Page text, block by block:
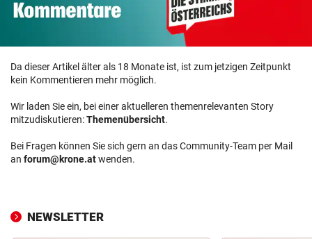
Da dieser Artikel älter als 18 Monate ist, ist zum jetzigen Zeitpunkt
kein Kommentieren mehr möglich.
Wir laden Sie ein, bei einer aktuelleren themenrelevanten Story
mitzudiskutieren:Themenübersicht.
Bei Fragen können Sie sich gern an das Community-Team per Mail
an forum@krone.atwenden.
NEWSLETTER